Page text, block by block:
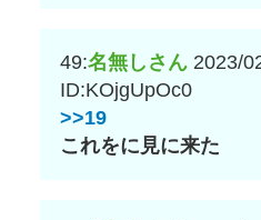
49:名無しさん 2023/
ID:KOjgUpOc0
>>19
これをに見に来た